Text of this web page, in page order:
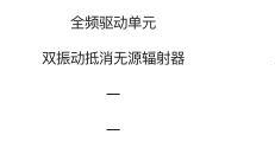
全频驱动单元
双振动抵消无源辐射器
—
—